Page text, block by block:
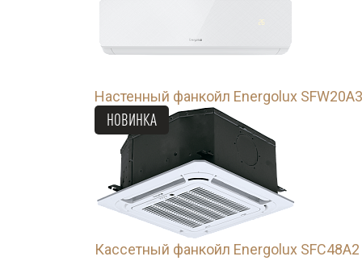
Настенный фанкойл Energolux SFW20A3
НОВИНКА
Кассетный фанкойл Energolux SFC48A2